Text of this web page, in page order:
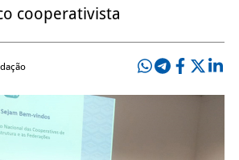
cooperativista